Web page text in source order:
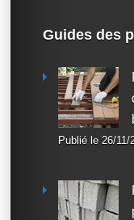
Guides des
Publié le 26/11/